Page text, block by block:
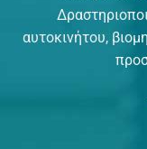
αυτοκινήτου,